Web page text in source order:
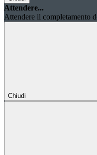
Attendere...
Attendere il completamento
Chiudi